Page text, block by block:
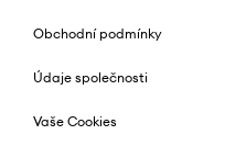
Obchodní podmínky
Údaje společnosti
Vaše Cookies